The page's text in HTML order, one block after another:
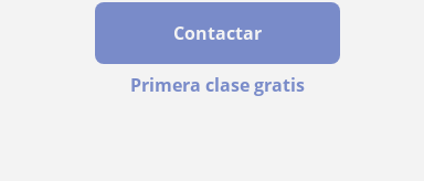
Contactar
Primera clase gratis